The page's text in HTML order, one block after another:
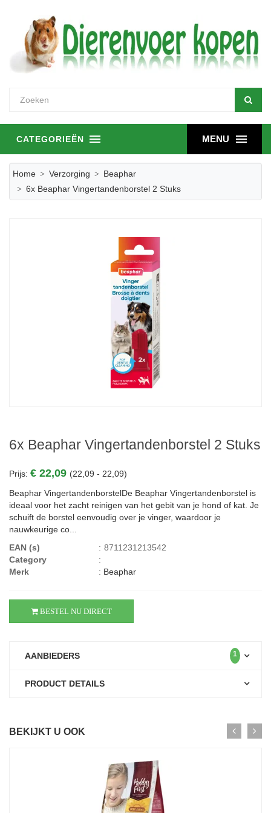
MENU
CATEGORIEËN
Home Verzorging
Beaphar
6x Beaphar Vingertandenborstel 2 Stuks
6x Beaphar Vingertandenborstel 2 Stuks
Prijs: € 22,09 (22,09 - 22,09)
Beaphar VingertandenborstelDe Beaphar Vingertandenborstel is
ideaal voor het zacht reinigen van het gebit van je hond of kat. Je
schuift de borstel eenvoudig over je vinger, waardoor je
nauwkeurige co...
EAN (s)
: 8711231213542
Category
:
Merk
: Beaphar
BESTEL NU DIRECT
AANBIEDERS 1
PRODUCT DETAILS
BEKIJKT U OOK